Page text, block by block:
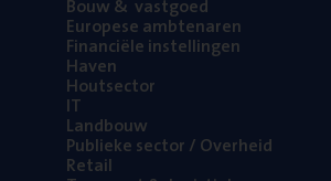
Euro­pe­se ambtenaren
Finan­ci­ë­le instellingen
Haven
Hout­sec­tor
IT
Land­bouw
Publie­ke sec­tor / Overheid
Retail